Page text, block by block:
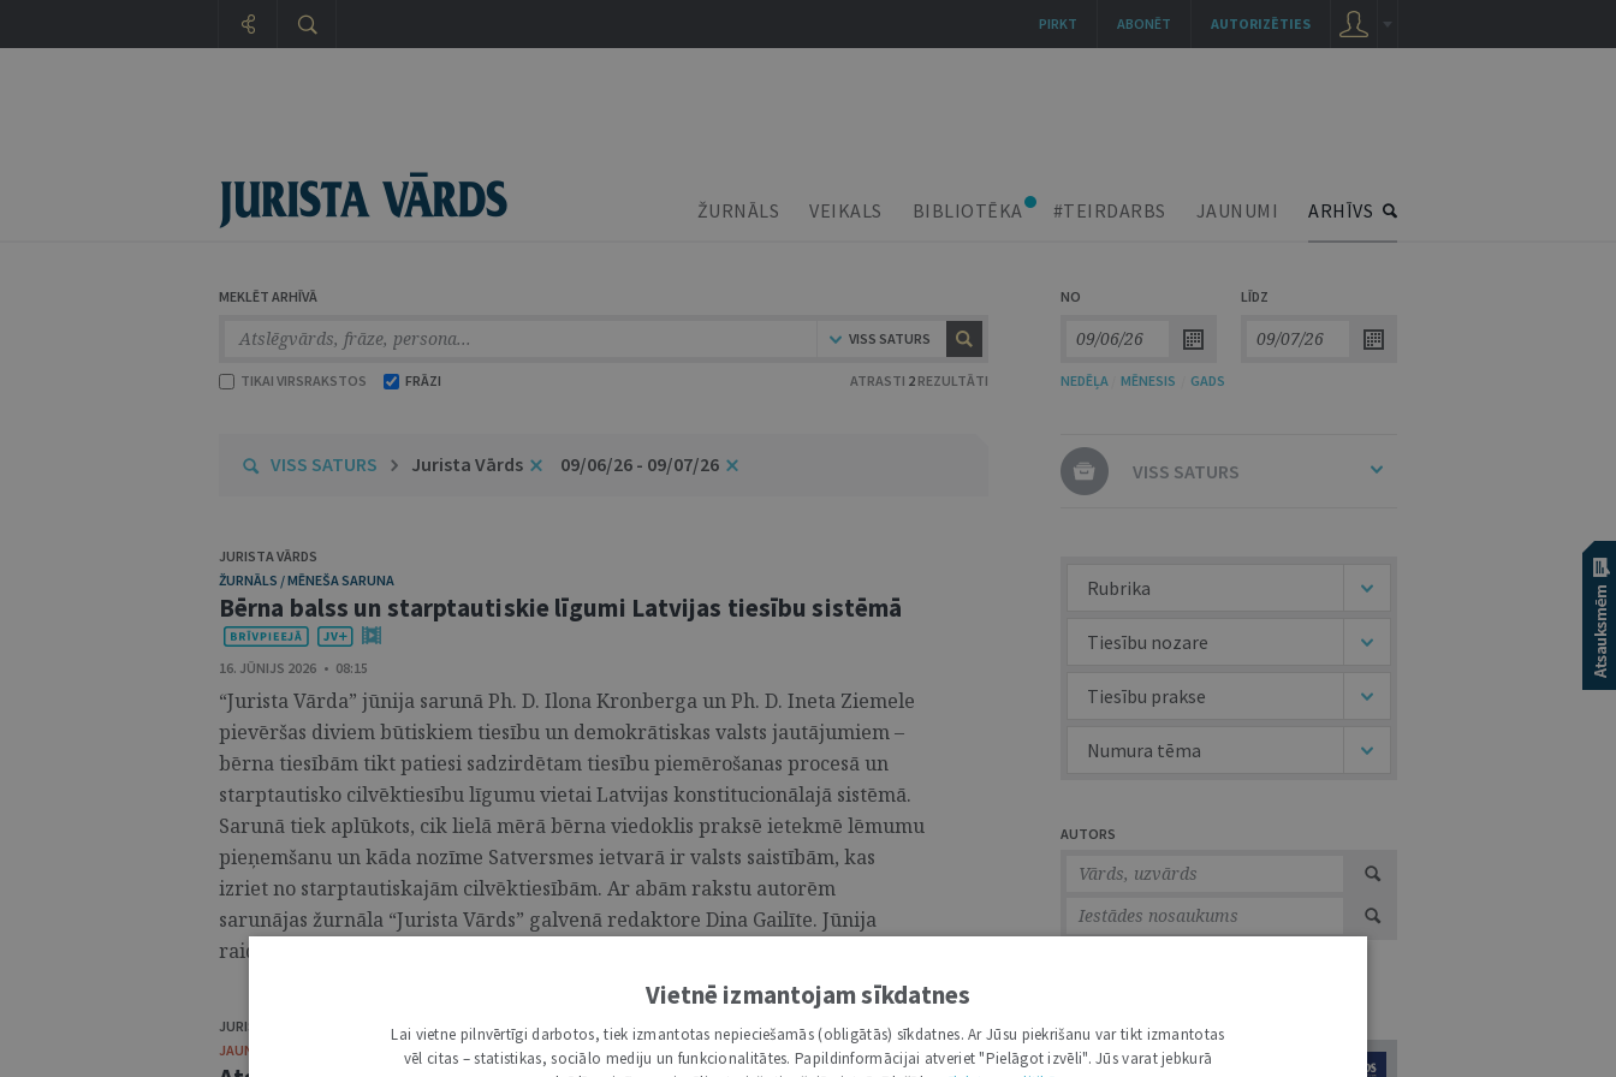
ŽURNĀLS VEIKALS BIBLIOTĒKA #TEIRDARBS JAUNUMI ARHĪVS
MEKLĒT ARHĪVĀ
VISS SATURS
TIKAI VIRSRAKSTOS FRĀZI ATRASTI 2 REZULTĀTI
NO LĪDZ
NEDĒĻA MĒNESIS GADS
VISS SATURS Jurista Vārds 09/06/26 - 09/07/26
JURISTA VĀRDS
ŽURNĀLS / MĒNEŠA SARUNA
Bērna balss un starptautiskie līgumi Latvijas tiesību sistēmā
16. JŪNIJS 2026 • 08:15
“Jurista Vārda” jūnija sarunā Ph. D. Ilona Kronberga un Ph. D. Ineta Ziemele
pievēršas diviem būtiskiem tiesību un demokrātiskas valsts jautājumiem –
bērna tiesībām tikt patiesi sadzirdētam tiesību piemērošanas procesā un
starptautisko cilvēktiesību līgumu vietai Latvijas konstitucionālajā sistēmā.
Sarunā tiek aplūkots, cik lielā mērā bērna viedoklis praksē ietekmē lēmumu
pieņemšanu un kāda nozīme Satversmes ietvarā ir valsts saistībām, kas
izriet no starptautiskajām cilvēktiesībām. Ar abām rakstu autorēm
sarunājas žurnāla “Jurista Vārds” galvenā redaktore Dina Gailīte. Jūnija
raidierakstu skaties un klausies #YouTube un #Spotify. ...
JURISTA VĀRDS
JAUNUMI
VISS SATURS
Rubrika
Tiesību nozare
Tiesību prakse
Numura tēma
AUTORS
AUTORIZĒTIES
ABONĒT
PIRKT
Vietnē izmantojam sīkdatnes
Lai vietne pilnvērtīgi darbotos, tiek izmantotas nepieciešamās (obligātās) sīkdatnes. Ar Jūsu piekrišanu var tikt izmantotas
vēl citas – statistikas, sociālo mediju un funkcionalitātes. Papildinformācijai atveriet "Pielāgot izvēli". Jūs varat jebkurā